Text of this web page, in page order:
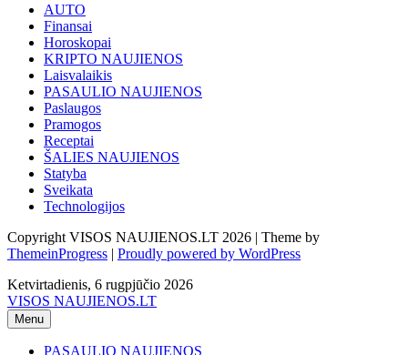
AUTO
Finansai
Horoskopai
KRIPTO NAUJIENOS
Laisvalaikis
PASAULIO NAUJIENOS
Paslaugos
Pramogos
Receptai
ŠALIES NAUJIENOS
Statyba
Sveikata
Technologijos
Copyright VISOS NAUJIENOS.LT 2026 | Theme by
ThemeinProgress | Proudly powered by WordPress
Ketvirtadienis, 6 rugpjūčio 2026
VISOS NAUJIENOS.LT
Menu
PASAULIO NAUJIENOS